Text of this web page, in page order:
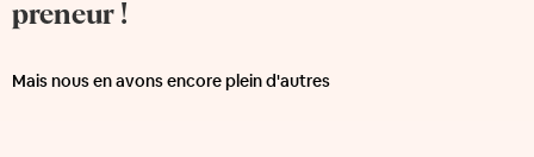
preneur !
Mais nous en avons encore plein d'autres